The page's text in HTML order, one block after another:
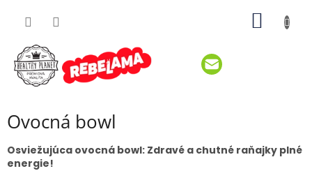
Ovocná bowl
Osviežujúca ovocná bowl: Zdravé a chutné raňajky plné
energie!